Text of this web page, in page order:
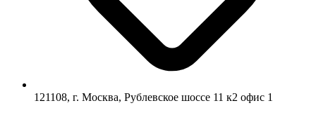
121108, г. Москва, Рублевское шоссе 11 к2 офис 1